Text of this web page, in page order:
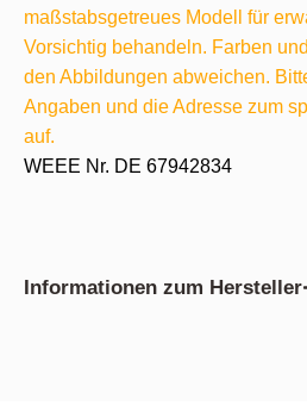
maßstabsgetreues Modell für
Vorsichtig behandeln. Farben
den Abbildungen abweichen.
Angaben und die Adresse zum
auf.
WEEE Nr. DE 67942834
Informationen zum Hersteller